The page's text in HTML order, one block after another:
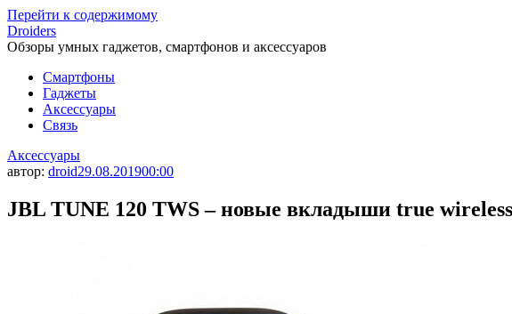
Перейти к содержимому
Droiders
Обзоры умных гаджетов, смартфонов и аксессуаров
Смартфоны
Гаджеты
Аксессуары
Связь
Аксессуары
автор: droid29.08.201900:00
JBL TUNE 120 TWS – новые вкладыши true wireless